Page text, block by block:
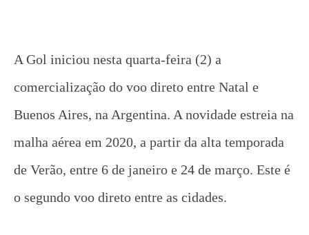
A Gol iniciou nesta quarta-feira (2) a
comercialização do voo direto entre Natal e
Buenos Aires, na Argentina. A novidade estreia na
malha aérea em 2020, a partir da alta temporada
de Verão, entre 6 de janeiro e 24 de março. Este é
o segundo voo direto entre as cidades.